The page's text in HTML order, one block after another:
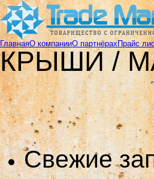
ГлавнаяО компанииО партнёрахПрайс
КРЫШИ /
Свежие